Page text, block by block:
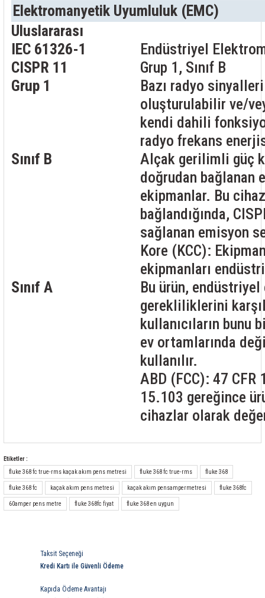
Elektromanyetik Uyumluluk (EMC)
Uluslararası
IEC 61326-1
Endüstriyel
CISPR 11
Grup 1, Sınıf B
Grup 1
Bazı radyo
oluşturulabilir ve/
kendi dahili
radyo frekans
Sınıf B
Alçak gerilimli güç
doğrudan bağlanan
ekipmanlar. Bu
bağlandığında,
sağlanan emisyon
Kore (KCC):
ekipmanları
Sınıf A
Bu ürün,
gerekliliklerini
kullanıcıların bunu
ev ortamlarında
kullanılır.
ABD (FCC): 47
15.103 gereğince
cihazlar olarak
Etiketler :
fluke 368 fc true-rms kaçak akım pens metresi
fluke 368 fc true-rms fluke 368
fluke 368 fc kaçak akım pens metresi kaçak akım pensampermetresi fluke 368fc
60amper pens metre fluke 368fc fiyat fluke 368 en uygun
Kapıda Ödeme Avantajı
Taksit Seçeneği
Kredi Kartı ile Güvenli Ödeme